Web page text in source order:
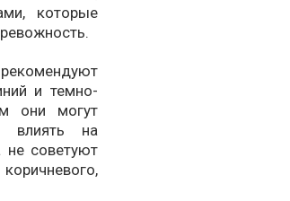
которые
и темно-
они могут
влиять на
советуют